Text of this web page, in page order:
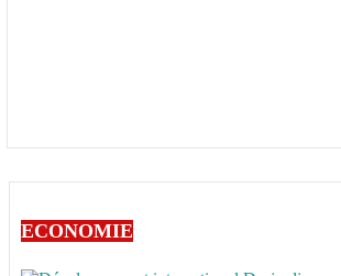
ECONOMIE